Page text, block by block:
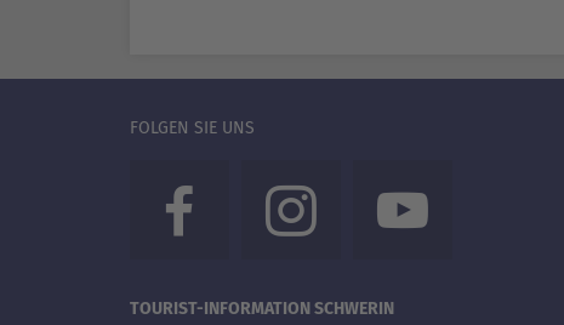
FOLGEN SIE UNS
TOURIST-INFORMATION SCHWERIN